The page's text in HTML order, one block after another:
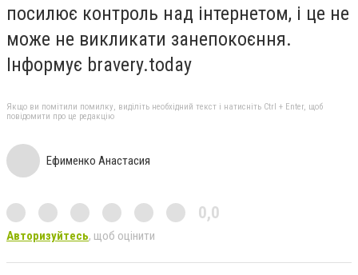
посилює контроль над інтернетом, і це не
може не викликати занепокоєння.
Інформує bravery.today
Якщо ви помітили помилку, виділіть необхідний текст і натисніть Ctrl + Enter, щоб
повідомити про це редакцію
Ефименко Анастасия
0,0
Авторизуйтесь, щоб оцінити